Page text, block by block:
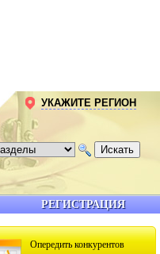
Опередить конкурентов
РЕГИСТРАЦИЯ
УКАЖИТЕ РЕГИОН